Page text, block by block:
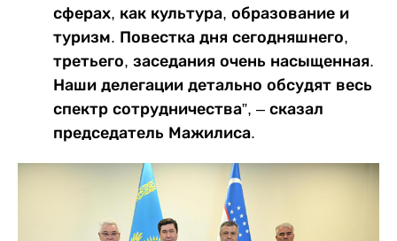
сферах, как культура, образование и
туризм. Повестка дня сегодняшнего,
третьего, заседания очень насыщенная.
Наши делегации детально обсудят весь
спектр сотрудничества”, – сказал
председатель Мажилиса.